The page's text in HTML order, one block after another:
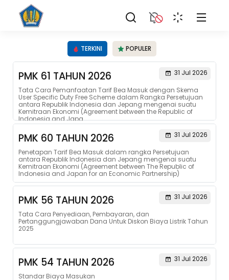
TERKINI POPULER
PMK 61 TAHUN 2026
31 Jul 2026
Tata Cara Pemanfaatan Tarif Bea Masuk dengan Skema
User Specific Duty Free Scheme dalam Rangka Persetujuan
antara Republik Indonesia dan Jepang mengenai suatu
Kemitraan Ekonomi (Agreement between the Republic of
Indonesia and Japa...
PMK 60 TAHUN 2026
31 Jul 2026
Penetapan Tarif Bea Masuk dalam rangka Persetujuan
antara Republik Indonesia dan Jepang mengenai suatu
Kemitraan Ekonomi (Agreement between The Republic of
Indonesia and Japan for an Economic Partnership)
PMK 56 TAHUN 2026
31 Jul 2026
Tata Cara Penyediaan, Pembayaran, dan
Pertanggungjawaban Dana Untuk Diskon Biaya Listrik Tahun
2025
PMK 54 TAHUN 2026
31 Jul 2026
Standar Biaya Masukan